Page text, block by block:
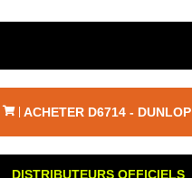
ACHETER D6714 - DUNLOP
DISTRIBUTEURS OFFICIELS